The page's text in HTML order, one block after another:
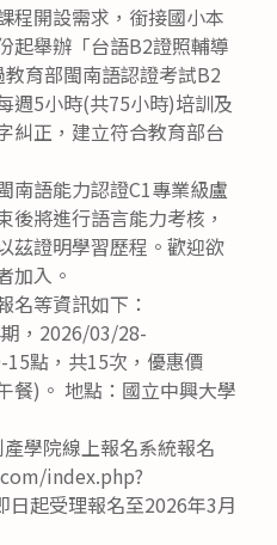
程開設需求，銜接國小本
起舉辦「台語B2證照輔導
育部閩南語認證考試B2
週5小時(共75小時)培訓及
糾正，建立符合教育部台
南語能力認證C1專業級盧
後將進行語言能力考核，
茲證明學習歷程。歡迎欲
加入。
名等資訊如下：
，2026/03/28-
點，共15次，優惠價
餐)。 地點：國立中興大學
學院線上報名系統報名
index.php?
起受理報名至2026年3月